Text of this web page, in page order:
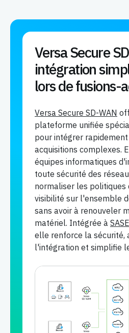
Versa Secure
intégration
lors de fusions-
Versa Secure SD-WAN
plateforme unifiée
pour intégrer
acquisitions complexes.
équipes informatiques
toute sécurité des
normaliser les politiques
visibilité sur l'ensemble
sans avoir à renouveler
matériel. Intégrée à
elle renforce la sécurité,
l'intégration et simplifie